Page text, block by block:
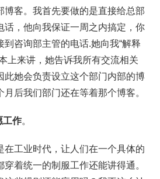
博客。我首先要做的是直接给总部
话，他向我保证一周之内搞定，你
咨询部主管的电话.她向我“解释
上来讲，她告诉我所有交流相关
此她会负责设立这个部门内部的博
后我们部门还在等着那个博客。
工作。
在工业时代，让人们在一个具体的
着统一的制服工作还能讲得通。